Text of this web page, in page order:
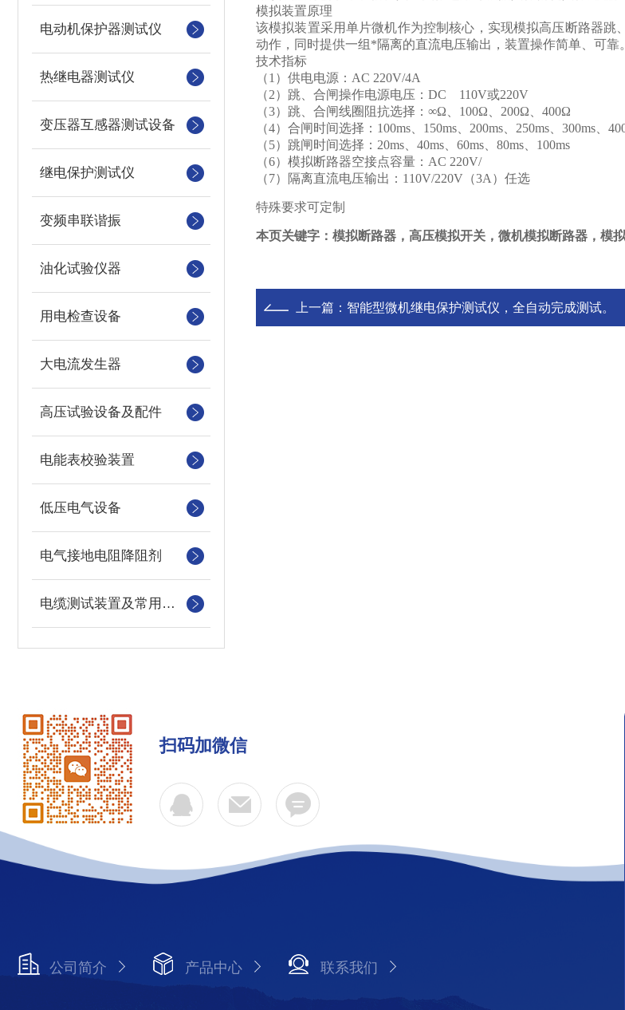
电动机保护器测试仪
热继电器测试仪
变压器互感器测试设备
继电保护测试仪
变频串联谐振
油化试验仪器
用电检查设备
大电流发生器
高压试验设备及配件
电能表校验装置
低压电气设备
电气接地电阻降阻剂
电缆测试装置及常用仪器仪表
模拟装置原理
该模拟装置采用单片微机作为控制核心，实现模拟高压断路器
动作，同时提供一组*隔离的直流电压输出，装置操作简单、可靠。
技术指标
（1）供电电源：AC 220V/4A
（2）跳、合闸操作电源电压：DC 110V或220V
（3）跳、合闸线圈阻抗选择：∞Ω、100Ω、200Ω、400Ω
（4）合闸时间选择：100ms、150ms、200ms、250ms、300ms、
（5）跳闸时间选择：20ms、40ms、60ms、80ms、100ms
（6）模拟断路器空接点容量：AC 220V/
（7）隔离直流电压输出：110V/220V（3A）任选
特殊要求可定制
本页关键字：模拟断路器，高压模拟开关，微机模拟断路器，模
上一篇： 智能型微机继电保护测试仪，全自动完成测试。
扫码加微信
公司简介 产品中心 联系我们